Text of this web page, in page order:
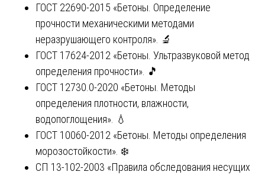
ГОСТ 22690-2015 «Бетоны. Определение
прочности механическими методами
неразрушающего контроля». 🔬
ГОСТ 17624-2012 «Бетоны. Ультразвуковой метод
определения прочности». 🎵
ГОСТ 12730.0-2020 «Бетоны. Методы
определения плотности, влажности,
водопоглощения». 💧
ГОСТ 10060-2012 «Бетоны. Методы определения
морозостойкости». ❄️
СП 13-102-2003 «Правила обследования несущих